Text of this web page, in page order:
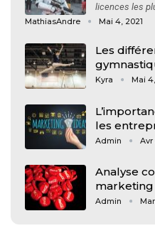
licences les
MathiasAndre Mai 4, 2021
Les
Kyra Mai
les
Admin Avr
Analyse
marketing
Admin